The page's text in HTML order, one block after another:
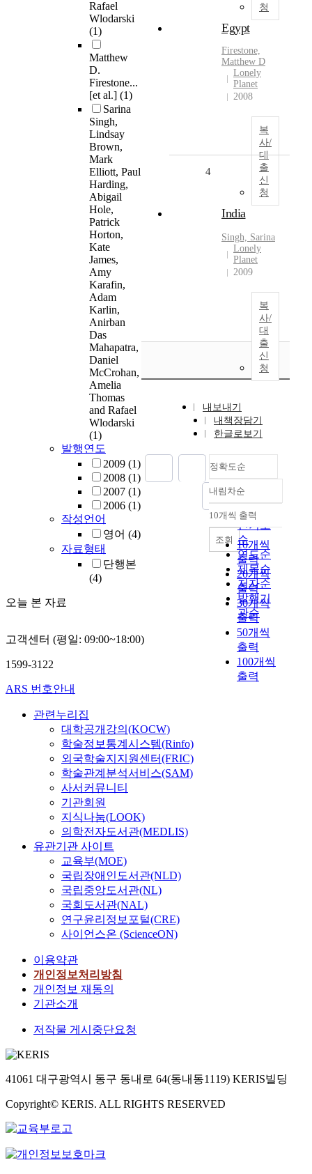
Rafael
Wlodarski
(1)
Matthew
D.
Firestone...
[et al.] (1)
Sarina
Singh,
Lindsay
Brown,
Mark
Elliott, Paul
Harding,
Abigail
Hole,
Patrick
Horton,
Kate
James,
Amy
Karafin,
Adam
Karlin,
Anirban
Das
Mahapatra,
Daniel
McCrohan,
Amelia
Thomas
and Rafael
Wlodarski
(1)
발행연도
2009 (1)
2008 (1)
2007 (1)
2006 (1)
작성언어
영어 (4)
자료형태
단행본
(4)
오늘 본 자료
청
Egypt
Firestone,
Matthew D
Lonely
Planet
2008
복
사/
대
출
신
청
4
India
Singh, Sarina
Lonely
Planet
2009
복
사/
대
출
신
청
내보내기
내책장담기
한글로보기
정확도순
정확도
순
인기도
순
연도순
제목순
저자순
발행기
관순
내림차순
내림차순
10개씩 출력
10개씩
출력
20개씩
출력
30개씩
출력
50개씩
출력
100개씩
출력
조회
고객센터 (평일: 09:00~18:00)
1599-3122
ARS 번호안내
관련누리집
대학공개강의(KOCW)
학술정보통계시스템(Rinfo)
외국학술지지원센터(FRIC)
학술관계분석서비스(SAM)
사서커뮤니티
기관회원
지식나눔(LOOK)
의학전자도서관(MEDLIS)
유관기관 사이트
교육부(MOE)
국립장애인도서관(NLD)
국립중앙도서관(NL)
국회도서관(NAL)
연구윤리정보포털(CRE)
사이언스온 (ScienceON)
이용약관
개인정보처리방침
개인정보 재동의
기관소개
저작물 게시중단요청
41061 대구광역시 동구 동내로 64(동내동1119) KERIS빌딩
Copyright© KERIS. ALL RIGHTS RESERVED